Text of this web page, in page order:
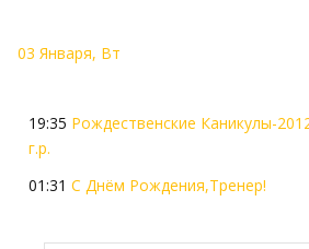
03 Января, Вт
19:35 Рождественские Каникулы-
г.р.
01:31 С Днём Рождения,Тренер!